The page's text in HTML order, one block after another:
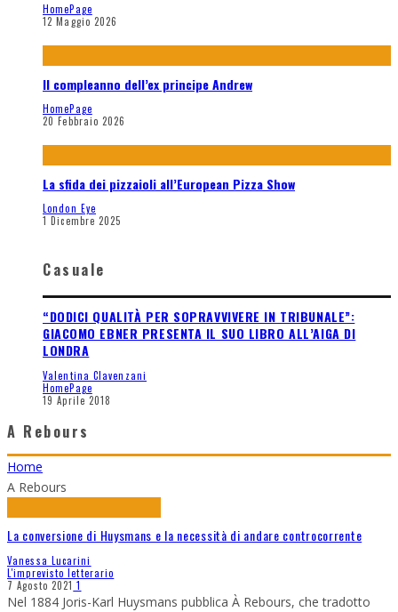
HomePage
12 Maggio 2026
Il compleanno dell’ex principe Andrew
HomePage
20 Febbraio 2026
La sfida dei pizzaioli all’European Pizza Show
London Eye
1 Dicembre 2025
Casuale
“DODICI QUALITÀ PER SOPRAVVIVERE IN TRIBUNALE”:
GIACOMO EBNER PRESENTA IL SUO LIBRO ALL’AIGA DI
LONDRA
Valentina Clavenzani
HomePage
19 Aprile 2018
A Rebours
Home
A Rebours
La conversione di Huysmans e la necessità di andare controcorrente
Vanessa Lucarini
L'imprevisto letterario
7 Agosto 2021 1
Nel 1884 Joris-Karl Huysmans pubblica À Rebours, che tradotto